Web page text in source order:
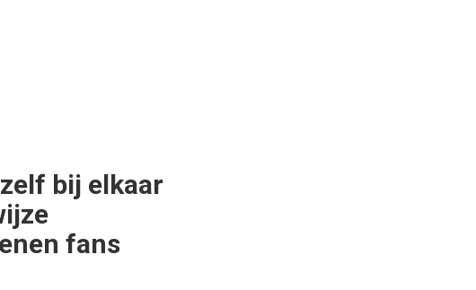
bij elkaar
fans